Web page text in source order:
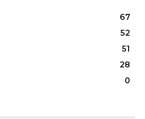
67
52
51
28
0